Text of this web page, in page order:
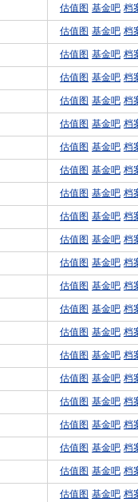
估值图 基金吧 档
估值图 基金吧 档
估值图 基金吧 档
估值图 基金吧 档
估值图 基金吧 档
估值图 基金吧 档
估值图 基金吧 档
估值图 基金吧 档
估值图 基金吧 档
估值图 基金吧 档
估值图 基金吧 档
估值图 基金吧 档
估值图 基金吧 档
估值图 基金吧 档
估值图 基金吧 档
估值图 基金吧 档
估值图 基金吧 档
估值图 基金吧 档
估值图 基金吧 档
估值图 基金吧 档
估值图 基金吧 档
估值图 基金吧 档